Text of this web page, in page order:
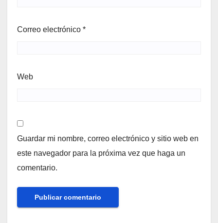
Correo electrónico *
Web
Guardar mi nombre, correo electrónico y sitio web en
este navegador para la próxima vez que haga un
comentario.